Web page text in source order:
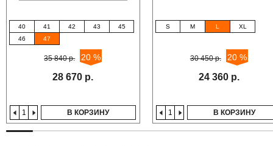
40 41 42 43
45
46
47
35 840 р. 20 %
28 670 р.
В КОРЗИНУ
S M L XL
30 450 р. 20 %
24 360 р.
В КОРЗИНУ